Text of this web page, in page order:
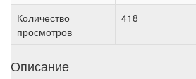
Количество
просмотров
418
Описание